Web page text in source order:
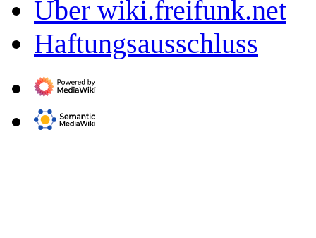
Über wiki.freifunk.net
Haftungsausschluss